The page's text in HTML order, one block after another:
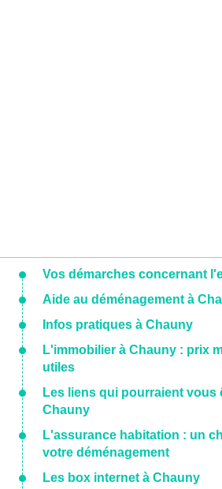
Vos démarches concernant
Aide au déménagement à
Infos pratiques à Chauny
L'immobilier à Chauny : prix
utiles
Les liens qui pourraient vous
Chauny
L'assurance habitation : un
votre déménagement
Les box internet à Chauny